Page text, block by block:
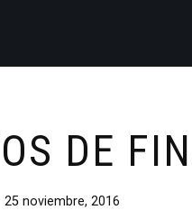
DE
25 noviembre, 2016